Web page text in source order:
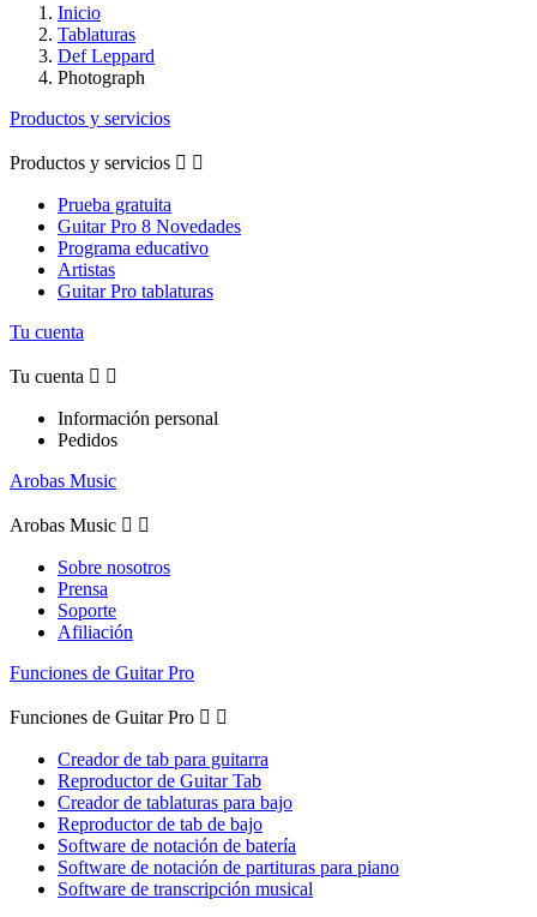
Inicio
Tablaturas
Def Leppard
Photograph
Productos y servicios
Productos y servicios  
Prueba gratuita
Guitar Pro 8 Novedades
Programa educativo
Artistas
Guitar Pro tablaturas
Tu cuenta
Tu cuenta  
Información personal
Pedidos
Arobas Music
Arobas Music  
Sobre nosotros
Prensa
Soporte
Afiliación
Funciones de Guitar Pro
Funciones de Guitar Pro  
Creador de tab para guitarra
Reproductor de Guitar Tab
Creador de tablaturas para bajo
Reproductor de tab de bajo
Software de notación de batería
Software de notación de partituras para piano
Software de transcripción musical